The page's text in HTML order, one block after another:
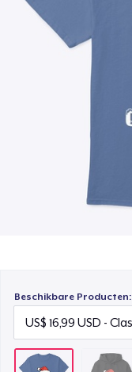
Beschikbare Producten: